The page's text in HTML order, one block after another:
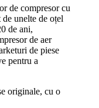
de compresor cu
unelte de oțel
de ani,
de aer
de piese
pentru a
originale, cu o